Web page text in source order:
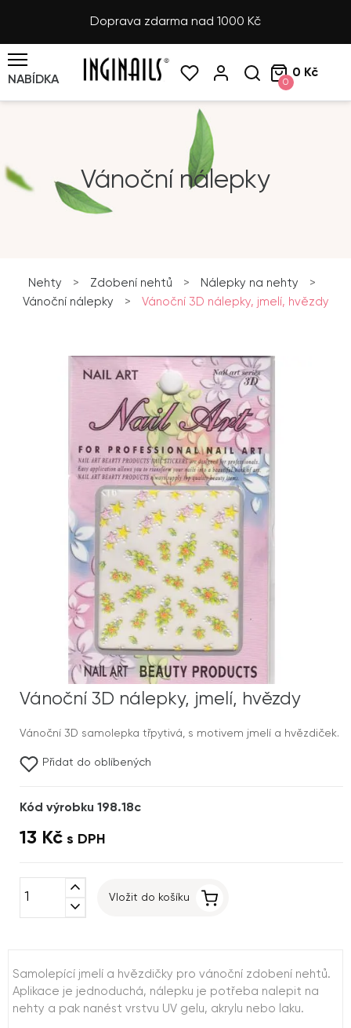
Doprava zdarma nad 1000 Kč
NABÍDKA 0
0 Kč
Vánoční nálepky
Nehty > Zdobení nehtů > Nálepky na nehty
>
Vánoční nálepky
> Vánoční 3D nálepky, jmelí, hvězdy
Vánoční 3D nálepky, jmelí, hvězdy
Vánoční 3D samolepka třpytivá, s motivem jmelí a hvězdiček.
Přidat do oblíbených
Kód výrobku 198.18c
13 Kč s DPH
expand_less
expand_more
Vložit do košíku
Samolepící jmelí a hvězdičky pro vánoční zdobení nehtů.
Aplikace je jednoduchá, nálepku je potřeba nalepit na
nehty a pak nanést vrstvu UV gelu, akrylu nebo laku.